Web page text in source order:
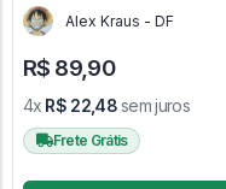
Alex Kraus - DF
R$ 89,90
4x R$ 22,48sem juros
Frete Grátis